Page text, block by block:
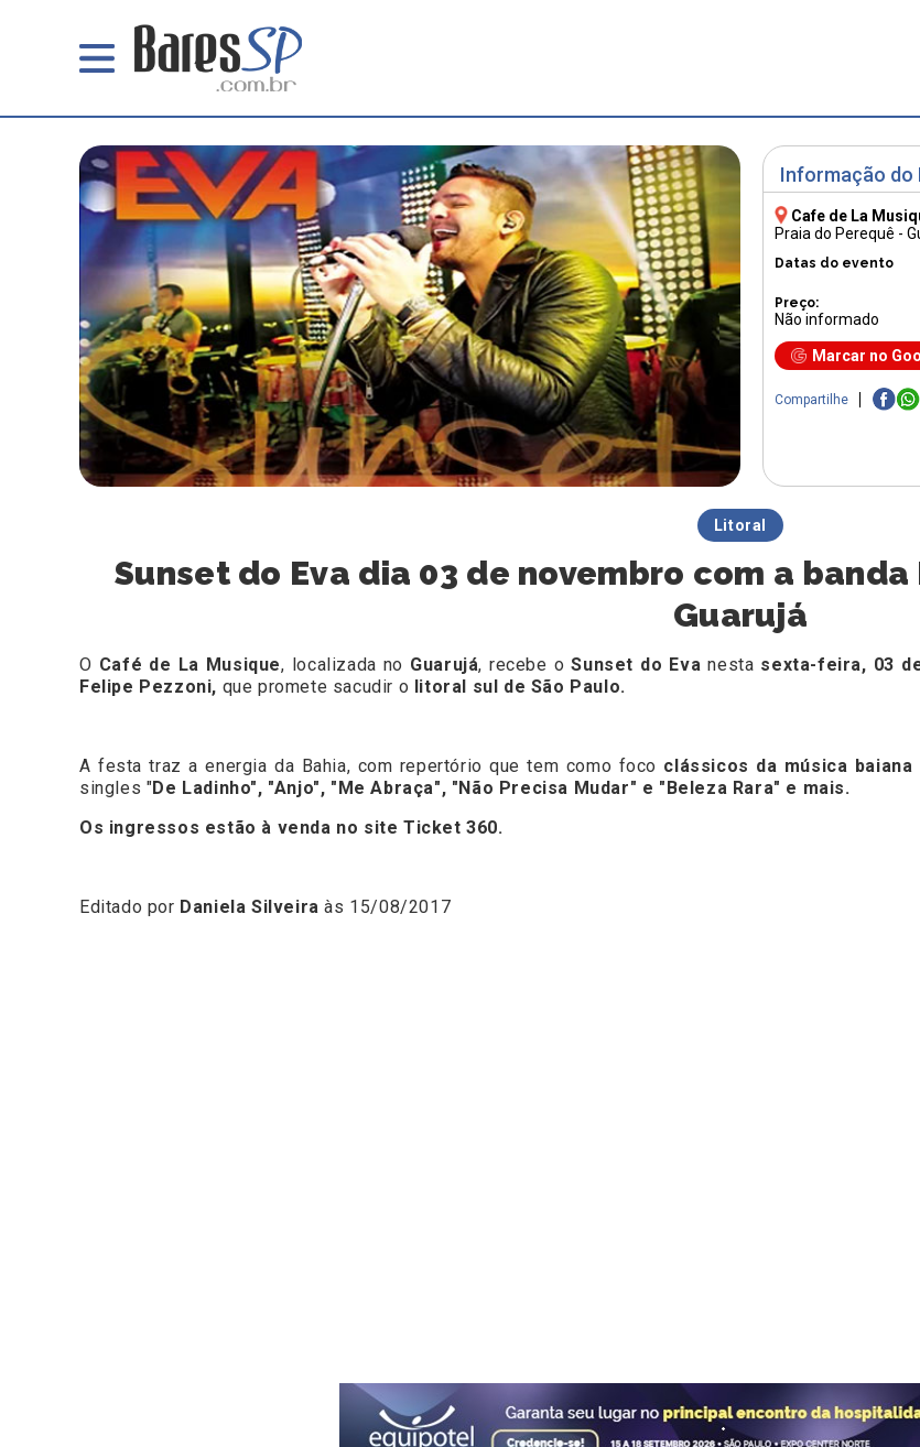
Informação do
Cafe de La
Praia do Perequê -
Datas do evento
Preço:
Não informado
Marcar no
Compartilhe
Litoral
Sunset do Eva dia 03 de novembro com a
Guarujá
O Café de La Musique, localizada no Guarujá, recebe oSunset do Evanesta sexta-feira, 03
Felipe Pezzoni, que promete sacudir o litoral sul de São Paulo.
A festa traz a energia da Bahia, com repertório que tem como foco clássicos da música
singles "De Ladinho", "Anjo", "Me Abraça", "Não Precisa Mudar" e "Beleza Rara" e mais.
Os ingressos estão à venda no site Ticket 360.
Editado por Daniela Silveira às 15/08/2017